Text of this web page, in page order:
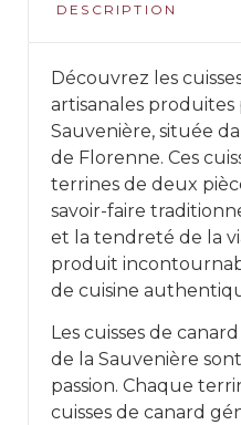
DESCRIPTION
Découvrez les
artisanales produites
Sauvenière, située
de Florenne. Ces
terrines de deux
savoir-faire
et la tendreté de la
produit
de cuisine
Les cuisses de
de la Sauvenière
passion. Chaque
cuisses de canard